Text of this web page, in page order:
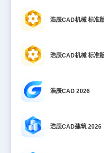
浩辰CAD机械 标准
浩辰CAD机械 标准
浩辰CAD 2026
浩辰CAD建筑 2026